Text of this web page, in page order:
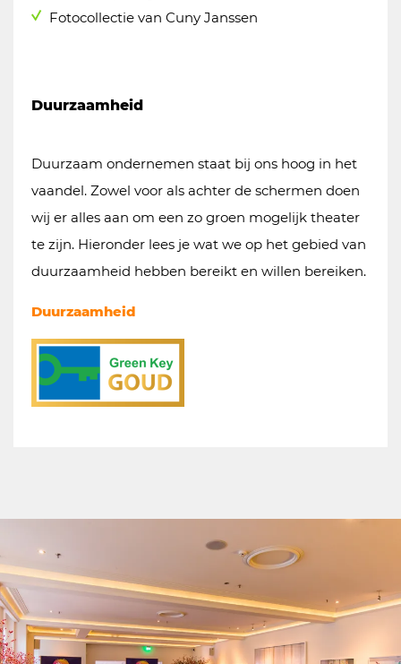
Fotocollectie van Cuny Janssen
Duurzaamheid
Duurzaam ondernemen staat bij ons hoog in het
vaandel. Zowel voor als achter de schermen doen
wij er alles aan om een zo groen mogelijk theater
te zijn. Hieronder lees je wat we op het gebied van
duurzaamheid hebben bereikt en willen bereiken.
Duurzaamheid